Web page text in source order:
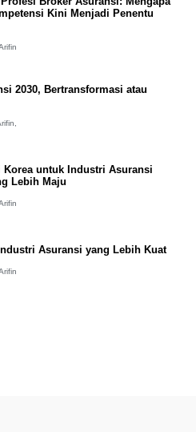
Kini Menjadi Penentu
2030, Bertransformasi atau
Korea untuk Industri Asuransi
Lebih Maju
Asuransi yang Lebih Kuat